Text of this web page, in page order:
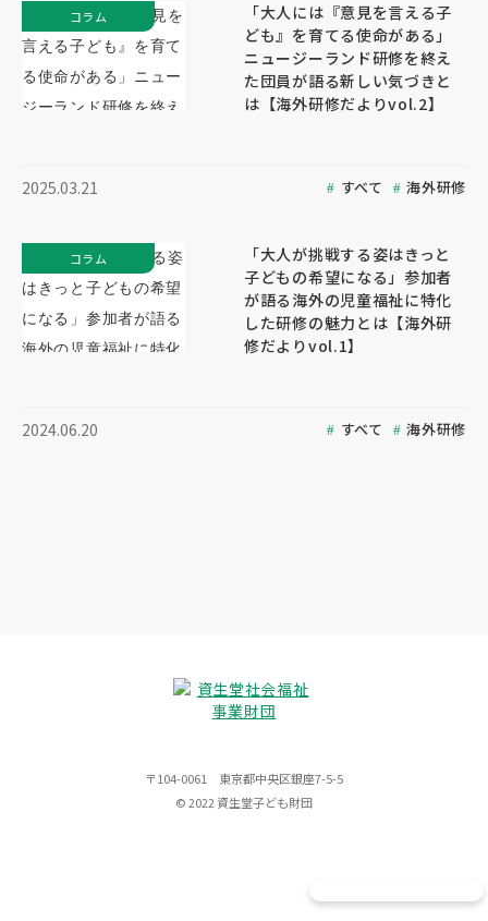
「大人には『意見を言える子
ども』を育てる使命がある」
ニュージーランド研修を終え
た団員が語る新しい気づきと
は【海外研修だよりvol.2】
2025.03.21 すべて 海外研修
コラム
「大人が挑戦する姿はきっと
子どもの希望になる」参加者
が語る海外の児童福祉に特化
した研修の魅力とは【海外研
修だよりvol.1】
2024.06.20 すべて 海外研修
コラム
〒104-0061 東京都中央区銀座7-5-5
© 2022 資生堂子ども財団